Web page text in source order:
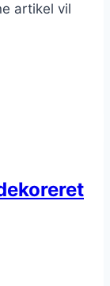
artikel vil